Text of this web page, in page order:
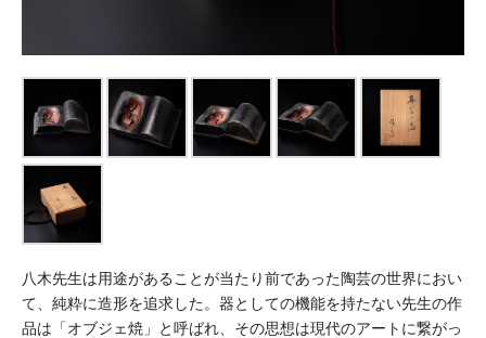
八木先生は用途があることが当たり前であった陶芸の世界におい
て、純粋に造形を追求した。器としての機能を持たない先生の作
品は「オブジェ焼」と呼ばれ、その思想は現代のアートに繋がっ